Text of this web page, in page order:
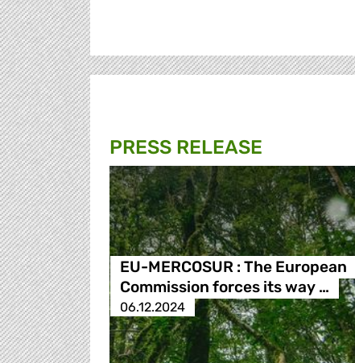
PRESS RELEASE
EU-MERCOSUR : The European
Commission forces its way …
06.12.2024